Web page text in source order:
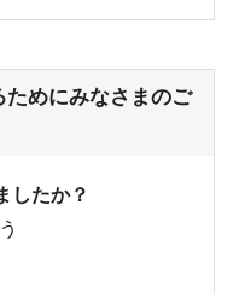
ためにみなさまのご
したか？